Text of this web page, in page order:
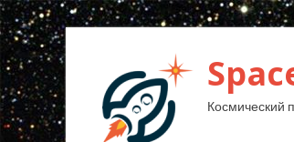
Космический